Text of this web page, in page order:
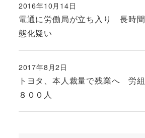
電通に労働局が立ち入り 長時
態化疑い
投稿日
2016年10月14日
トヨタ、本人裁量で残業へ 労
８００人
投稿日
2017年8月2日